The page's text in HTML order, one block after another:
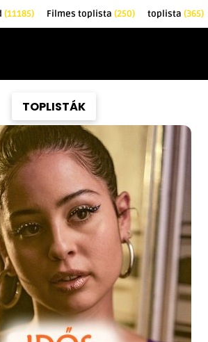
(11185) Filmes toplista (250) toplista (365)
TOPLISTÁK